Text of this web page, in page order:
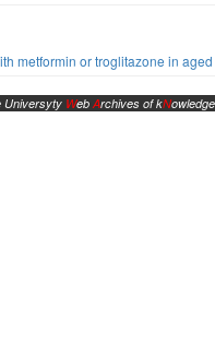
metformin or troglitazone in
Universyty WebArchives of kNowledge